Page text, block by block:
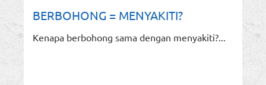
BERBOHONG = MENYAKITI?
Kenapa berbohong sama dengan menyakiti?...